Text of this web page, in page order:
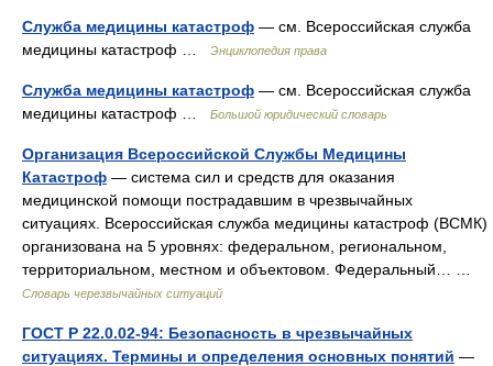
Служба медицины катастроф — см. Всероссийская служба
медицины катастроф …
Энциклопедия права
Служба медицины катастроф — см. Всероссийская служба
медицины катастроф …
Большой юридический словарь
Организация Всероссийской Службы Медицины
Катастроф — система сил и средств для оказания
медицинской помощи пострадавшим в чрезвычайных
ситуациях. Всероссийская служба медицины катастроф (ВСМК)
организована на 5 уровнях: федеральном, региональном,
территориальном, местном и объектовом. Федеральный… …
Словарь черезвычайных ситуаций
ГОСТ Р 22.0.02-94: Безопасность в чрезвычайных
ситуациях. Термины и определения основных понятий —